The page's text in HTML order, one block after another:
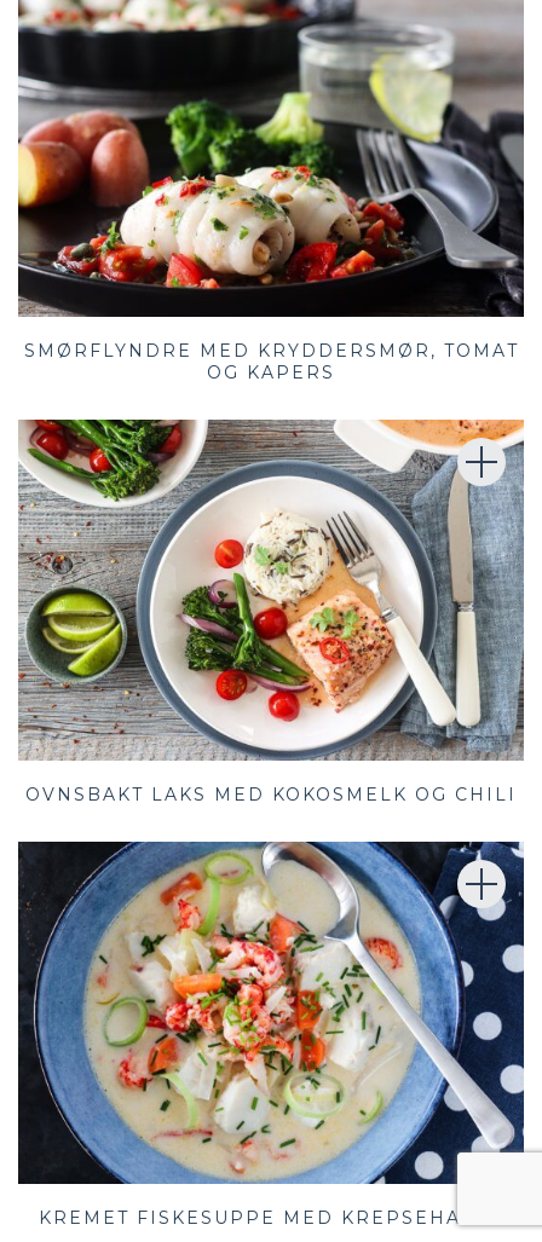
SMØRFLYNDRE MED KRYDDERSMØR, TOMAT
OG KAPERS
OVNSBAKT LAKS MED KOKOSMELK OG CHILI
KREMET FISKESUPPE MED KREPSEHALER